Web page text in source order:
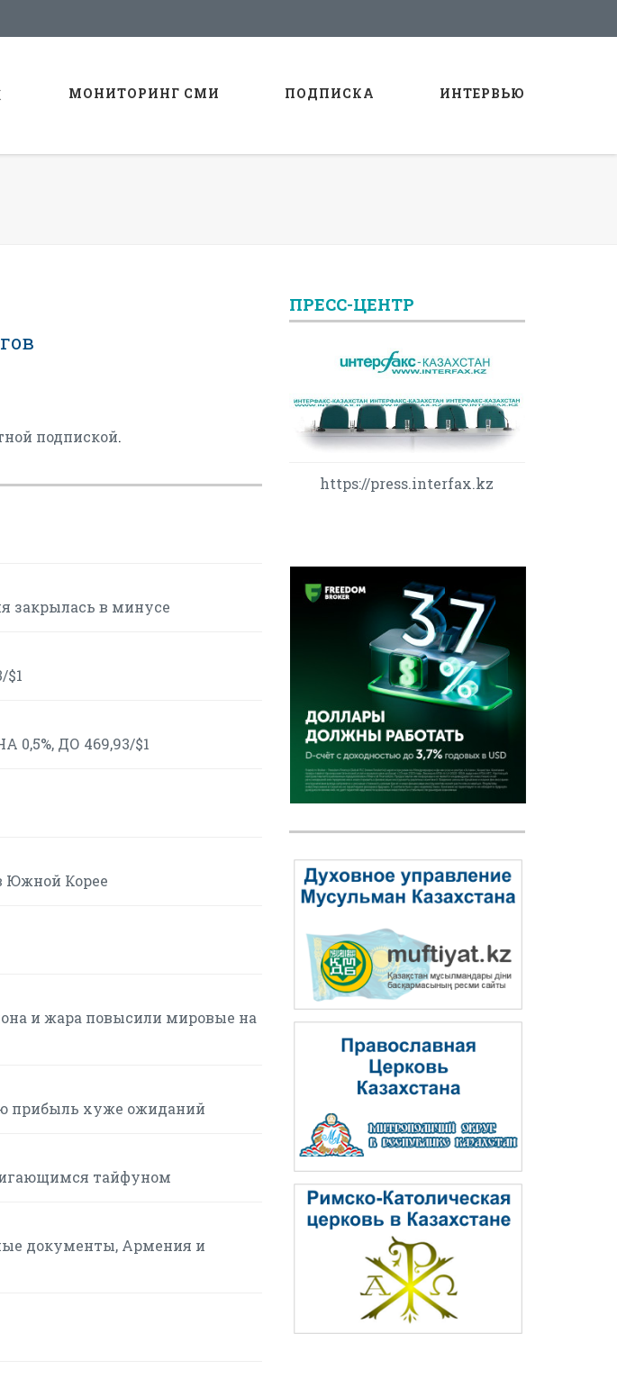
МОНИТОРИНГ СМИ ПОДПИСКА ИНТЕРВЬЮ
подпиской.
закрылась в минусе
ДО 469,93/$1
Южной Корее
и жара повысили мировые на
прибыль хуже ожиданий
тайфуном
документы, Армения и
ПРЕСС-ЦЕНТР
https://press.interfax.kz